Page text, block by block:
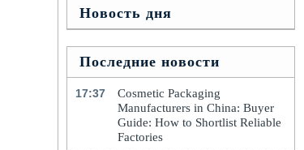
Новость дня
Последние новости
17:37
Cosmetic Packaging
Manufacturers in China: Buyer
Guide: How to Shortlist Reliable
Factories